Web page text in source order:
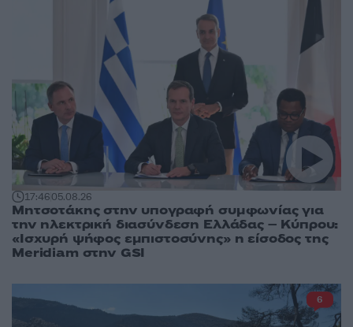
17:4605.08.26
Μητσοτάκης στην υπογραφή συμφωνίας για
την ηλεκτρική διασύνδεση Ελλάδας – Κύπρου:
«Ισχυρή ψήφος εμπιστοσύνης» η είσοδος της
Meridiam στην GSI
6